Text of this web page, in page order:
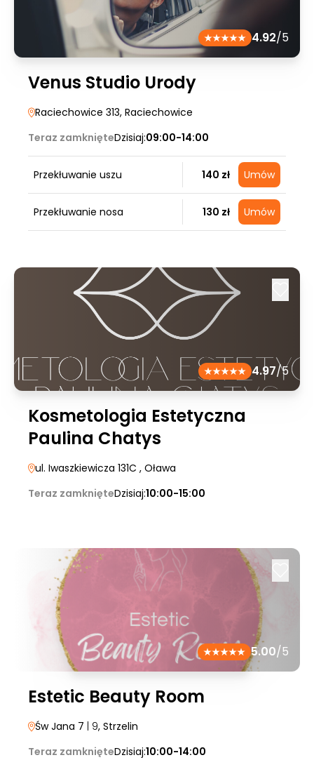
4.92/5
Venus Studio Urody
Raciechowice 313, Raciechowice
Teraz zamknięteDzisiaj:09:00-14:00
Przekłuwanie uszu 140 zł Umów
Przekłuwanie nosa 130 zł Umów
4.97/5
Kosmetologia Estetyczna
Paulina Chatys
ul. Iwaszkiewicza 131C , Oława
Teraz zamknięteDzisiaj:10:00-15:00
5.00/5
Estetic Beauty Room
Św Jana 7 | 9, Strzelin
Teraz zamknięteDzisiaj:10:00-14:00